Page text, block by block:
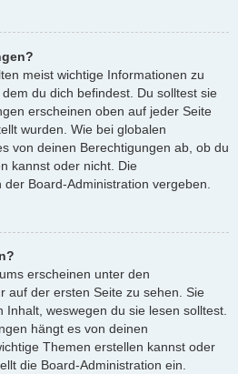
meist wichtige Informationen zu
du dich befindest. Du solltest sie
erscheinen oben auf jeder Seite
wurden. Wie bei globalen
von deinen Berechtigungen ab, ob du
kannst oder nicht. Die
Board-Administration vergeben.
erscheinen unter den
auf der ersten Seite zu sehen. Sie
weswegen du sie lesen solltest.
hängt es von deinen
Themen erstellen kannst oder
die Board-Administration ein.